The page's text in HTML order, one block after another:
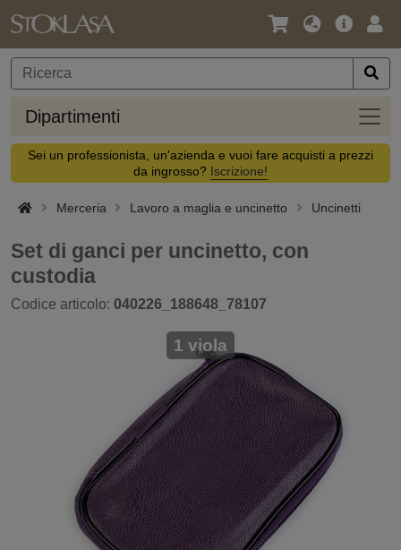
Lingua
Valuta
Offerta
Dipartimenti
Sei un professionista, un'azienda e vuoi fare acquisti a prezzi
da ingrosso? Iscrizione!
Merceria Lavoro a maglia e uncinetto Uncinetti
Set di ganci per uncinetto, con
custodia
Codice articolo: 040226_188648_78107
1 viola